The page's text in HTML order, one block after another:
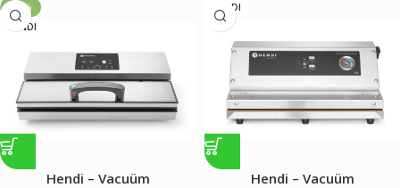
-19%
HENDI
Hendi – Vacuüm
HENDI
Hendi – Vacuüm